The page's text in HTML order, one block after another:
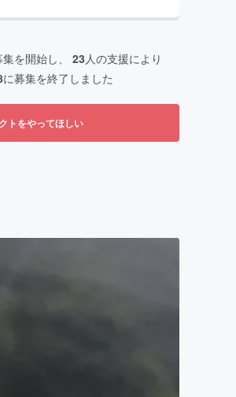
を開始し、 23人の支援により
に募集を終了しました
トをやってほしい